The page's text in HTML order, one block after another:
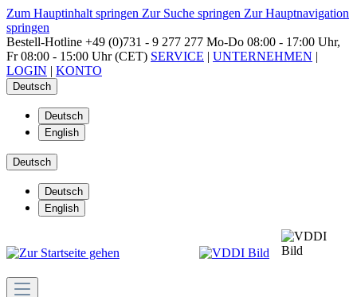
Zum Hauptinhalt springen Zur Suche springen Zur Hauptnavigation
springen
Bestell-Hotline +49 (0)731 - 9 277 277 Mo-Do 08:00 - 17:00 Uhr,
Fr 08:00 - 15:00 Uhr (CET) SERVICE | UNTERNEHMEN |
LOGIN | KONTO
Deutsch
Deutsch
English
Deutsch
Deutsch
English